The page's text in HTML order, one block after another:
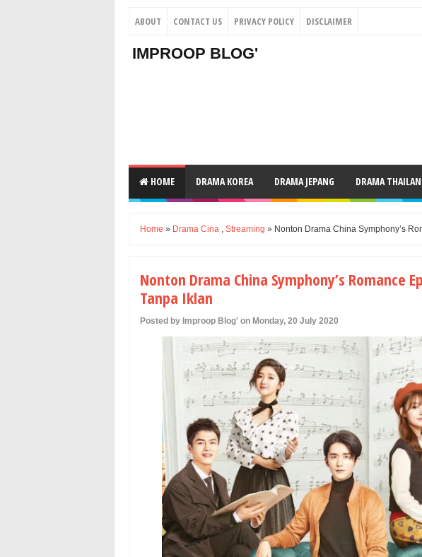
ABOUT CONTACT US PRIVACY POLICY DISCLAIMER
IMPROOP BLOG'
HOME DRAMA KOREA DRAMA JEPANG DRAMA
Home » Drama Cina , Streaming » Nonton Drama China Symphony’s
Nonton Drama China Symphony’s Romance
Tanpa Iklan
Posted by Improop Blog' on Monday, 20 July 2020